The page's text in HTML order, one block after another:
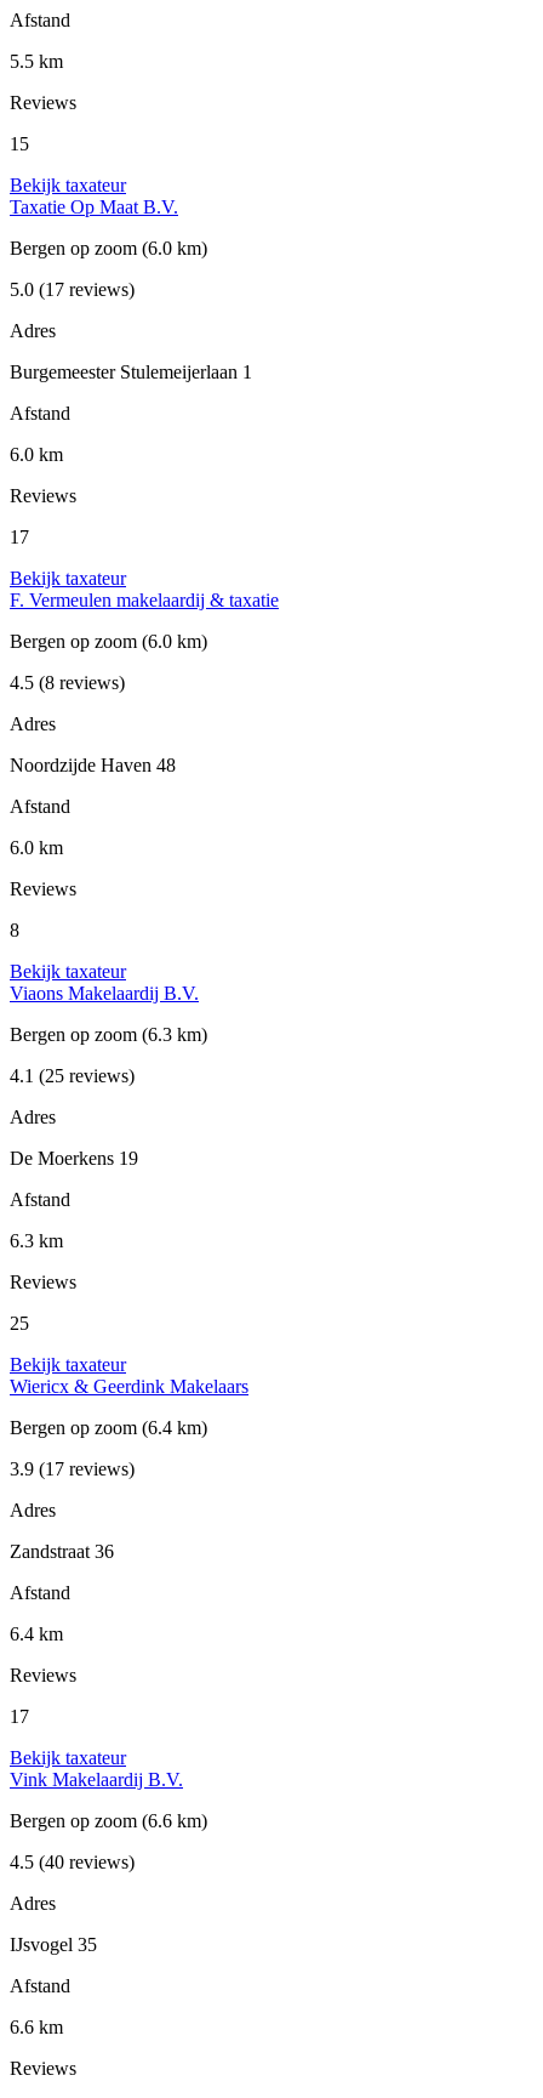
Afstand
5.5 km
Reviews
15
Bekijk taxateur
Taxatie Op Maat B.V.
Bergen op zoom (6.0 km)
5.0 (17 reviews)
Adres
Burgemeester Stulemeijerlaan 1
Afstand
6.0 km
Reviews
17
Bekijk taxateur
F. Vermeulen makelaardij & taxatie
Bergen op zoom (6.0 km)
4.5 (8 reviews)
Adres
Noordzijde Haven 48
Afstand
6.0 km
Reviews
8
Bekijk taxateur
Viaons Makelaardij B.V.
Bergen op zoom (6.3 km)
4.1 (25 reviews)
Adres
De Moerkens 19
Afstand
6.3 km
Reviews
25
Bekijk taxateur
Wiericx & Geerdink Makelaars
Bergen op zoom (6.4 km)
3.9 (17 reviews)
Adres
Zandstraat 36
Afstand
6.4 km
Reviews
17
Bekijk taxateur
Vink Makelaardij B.V.
Bergen op zoom (6.6 km)
4.5 (40 reviews)
Adres
IJsvogel 35
Afstand
6.6 km
Reviews